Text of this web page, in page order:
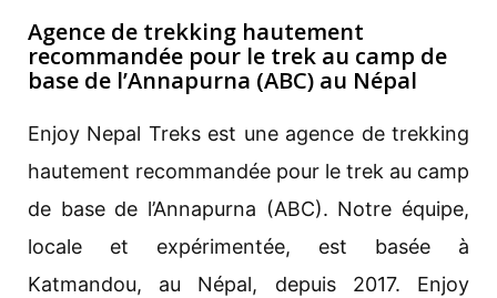
Agence de trekking hautement
recommandée pour le trek au camp de
base de l’Annapurna (ABC) au Népal
Enjoy Nepal Treks est une agence de trekking
hautement recommandée pour le trek au camp
de base de l’Annapurna (ABC). Notre équipe,
locale et expérimentée, est basée à
Katmandou, au Népal, depuis 2017. Enjoy